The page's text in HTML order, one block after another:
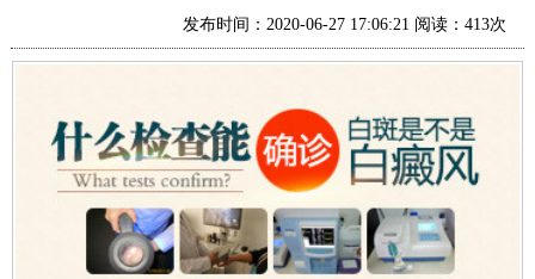
发布时间：2020-06-27 17:06:21 阅读：413次